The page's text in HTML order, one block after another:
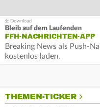
Bleib auf dem Laufenden
FFH-NACHRICHTEN-APP
Breaking News als Push-
kostenlos laden.
THEMEN-TICKER